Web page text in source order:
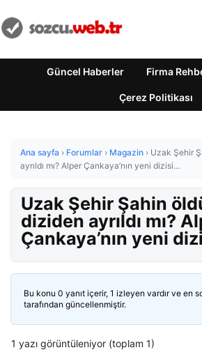
Güncel Haberler Firma
Çerez Politikası
Ana sayfa › Forumlar › Magazin › Uzak Şehir
ayrıldı mı? Alper Çankaya’nın yeni dizisi…
Uzak Şehir Şahin
diziden ayrıldı mı?
Çankaya’nın yeni
Bu konu 0 yanıt içerir, 1 izleyen vardır ve en
tarafından güncellenmiştir.
1 yazı görüntüleniyor (toplam 1)